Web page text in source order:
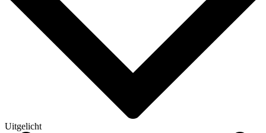
Uitgelicht